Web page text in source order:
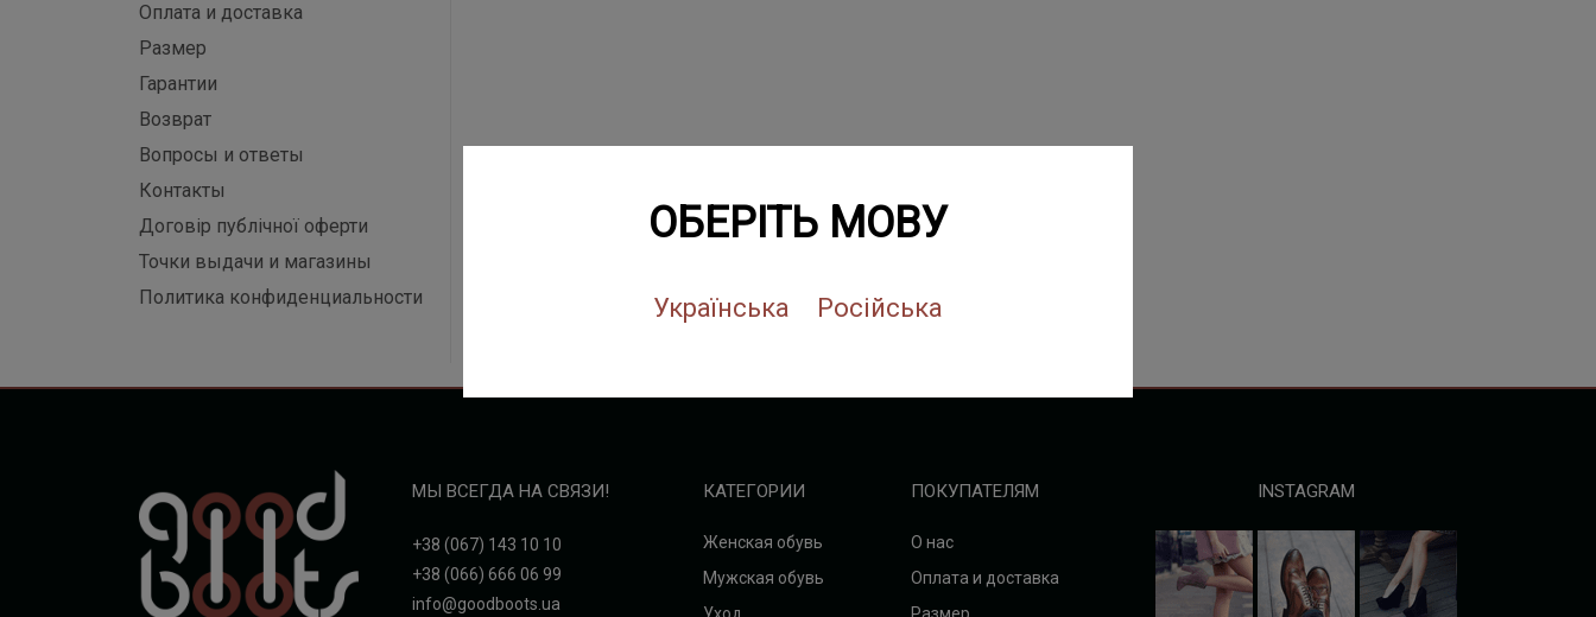
ОБЕРІТЬ МОВУ
Українська Російська
Оплата и доставка
Размер
Гарантии
Возврат
Вопросы и ответы
Контакты
Договір публічної оферти
Точки выдачи и магазины
Политика конфиденциальности
МЫ ВСЕГДА НА СВЯЗИ!
+38 (067) 143 10 10
+38 (066) 666 06 99
info@goodboots.ua
КАТЕГОРИИ
Женская обувь
Мужская обувь
Уход
ПОКУПАТЕЛЯМ
О нас
Оплата и доставка
Размер
INSTAGRAM